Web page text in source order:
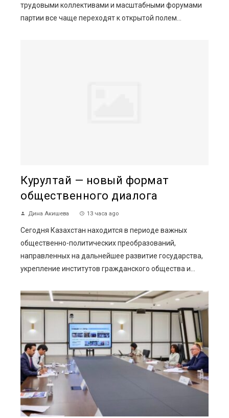
трудовыми коллективами и масштабными форумами
партии все чаще переходят к открытой полем...
Курултай — новый формат
общественного диалога
Дина Акишева 13 часа ago
Сегодня Казахстан находится в периоде важных
общественно-политических преобразований,
направленных на дальнейшее развитие государства,
укрепление институтов гражданского общества и...